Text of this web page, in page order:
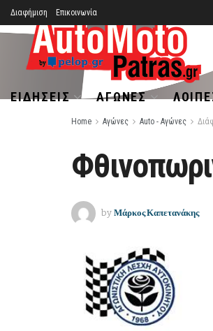
Διαφήμιση Επικοινωνία
ΕΙΔΉΣΕΙΣ ΑΓΏΝΕΣ
Home Αγώνες Auto - Αγώνες
by Μάρκος Καπετανάκης